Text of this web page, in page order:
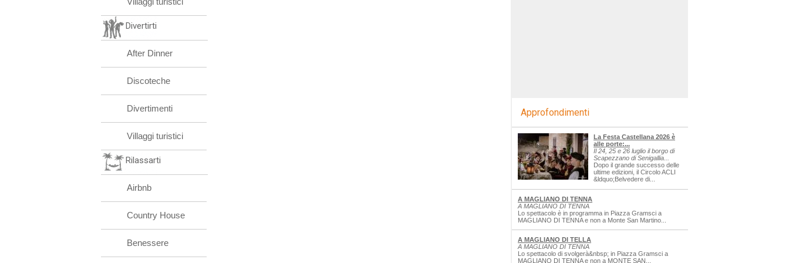
Divertirti
After Dinner
Discoteche
Divertimenti
Villaggi turistici
Rilassarti
Airbnb
Country House
Benessere
Approfondimenti
La Festa Castellana 2026 è
alle porte:...
Il 24, 25 e 26 luglio il borgo di
Scapezzano di Senigallia...
Dopo il grande successo delle
ultime edizioni, il Circolo ACLI
&ldquo;Belvedere di...
A MAGLIANO DI TENNA
A MAGLIANO DI TENNA
Lo spettacolo è in programma in Piazza Gramsci a
MAGLIANO DI TENNA e non a Monte San Martino...
A MAGLIANO DI TELLA
A MAGLIANO DI TENNA
Lo spettacolo di svolgerà&nbsp; in Piazza Gramsci a
MAGLIANO DI TENNA e non a MONTE SAN...